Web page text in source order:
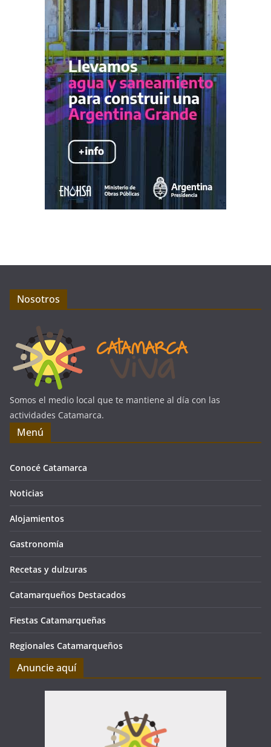
Nosotros
Somos el medio local que te mantiene al día con las
actividades Catamarca.
Menú
Conocé Catamarca
Noticias
Alojamientos
Gastronomía
Recetas y dulzuras
Catamarqueños Destacados
Fiestas Catamarqueñas
Regionales Catamarqueños
Anuncie aquí